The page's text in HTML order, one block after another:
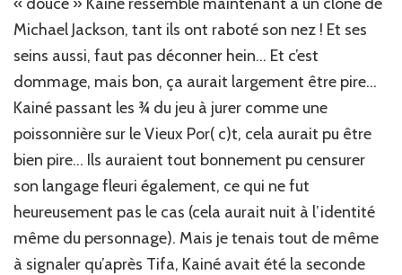
Michael Jackson, tant ils ont raboté son nez ! Et ses
seins aussi, faut pas déconner hein… Et c’est
dommage, mais bon, ça aurait largement être pire…
Kainé passant les ¾ du jeu à jurer comme une
poissonnière sur le Vieux Por( c)t, cela aurait pu être
bien pire… Ils auraient tout bonnement pu censurer
son langage fleuri également, ce qui ne fut
heureusement pas le cas (cela aurait nuit à l’identité
même du personnage). Mais je tenais tout de même
à signaler qu’après Tifa, Kainé avait été la seconde